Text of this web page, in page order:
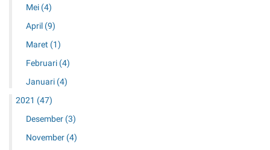
Mei (4)
April (9)
Maret (1)
Februari (4)
Januari (4)
2021 (47)
Desember (3)
November (4)